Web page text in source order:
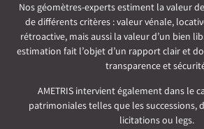
Nos géomètres-experts estiment la valeur
de différents critères : valeur vénale,
rétroactive, mais aussi la valeur d’un bien
estimation fait l’objet d’un rapport clair et
transparence et
AMETRIS intervient également dans le
patrimoniales telles que les successions,
licitations ou legs.